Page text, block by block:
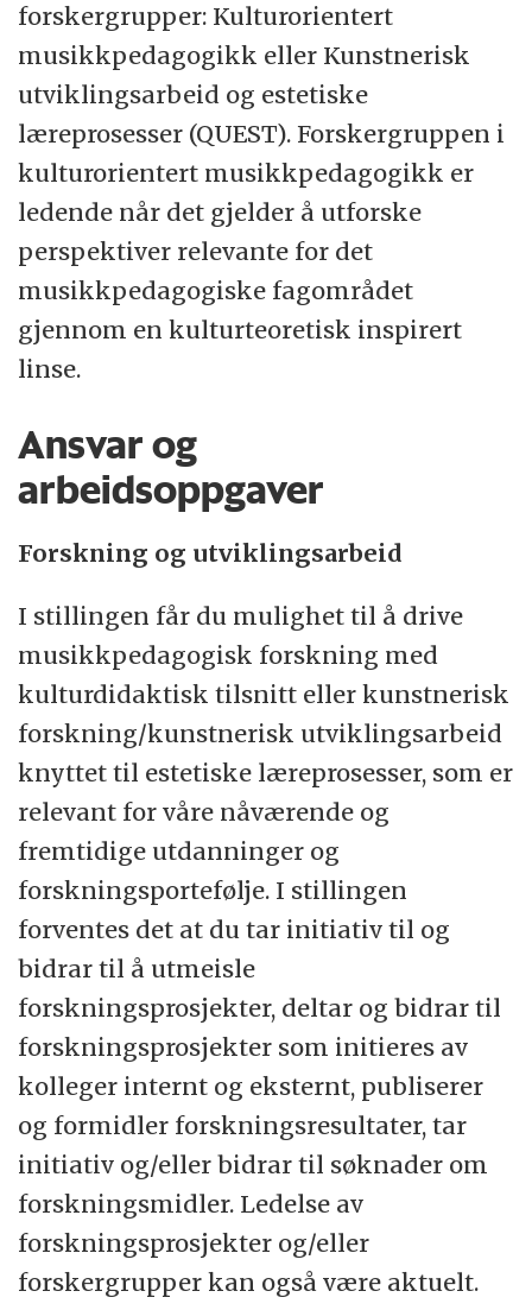
forskergrupper: Kulturorientert
musikkpedagogikk eller Kunstnerisk
utviklingsarbeid og estetiske
læreprosesser (QUEST). Forskergruppen i
kulturorientert musikkpedagogikk er
ledende når det gjelder å utforske
perspektiver relevante for det
musikkpedagogiske fagområdet
gjennom en kulturteoretisk inspirert
linse.
Ansvar og
arbeidsoppgaver
Forskning og utviklingsarbeid
I stillingen får du mulighet til å drive
musikkpedagogisk forskning med
kulturdidaktisk tilsnitt eller kunstnerisk
forskning/kunstnerisk utviklingsarbeid
knyttet til estetiske læreprosesser, som er
relevant for våre nåværende og
fremtidige utdanninger og
forskningsportefølje. I stillingen
forventes det at du tar initiativ til og
bidrar til å utmeisle
forskningsprosjekter, deltar og bidrar til
forskningsprosjekter som initieres av
kolleger internt og eksternt, publiserer
og formidler forskningsresultater, tar
initiativ og/eller bidrar til søknader om
forskningsmidler. Ledelse av
forskningsprosjekter og/eller
forskergrupper kan også være aktuelt.